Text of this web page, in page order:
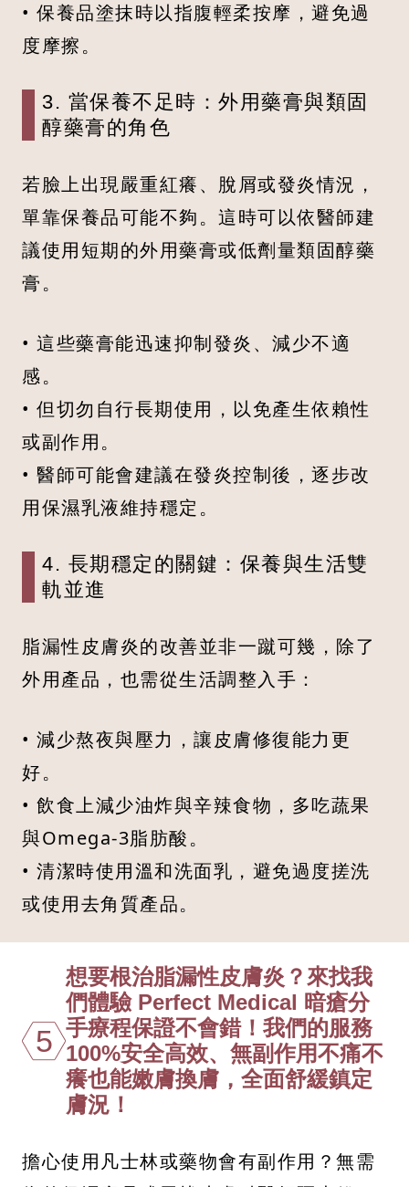
• 保養品塗抹時以指腹輕柔按摩，避免過
度摩擦。
3. 當保養不足時：外用藥膏與類固
醇藥膏的角色
若臉上出現嚴重紅癢、脫屑或發炎情況，
單靠保養品可能不夠。這時可以依醫師建
議使用短期的外用藥膏或低劑量類固醇藥
膏。
• 這些藥膏能迅速抑制發炎、減少不適
感。
• 但切勿自行長期使用，以免產生依賴性
或副作用。
• 醫師可能會建議在發炎控制後，逐步改
用保濕乳液維持穩定。
4. 長期穩定的關鍵：保養與生活雙
軌並進
脂漏性皮膚炎的改善並非一蹴可幾，除了
外用產品，也需從生活調整入手：
• 減少熬夜與壓力，讓皮膚修復能力更
好。
• 飲食上減少油炸與辛辣食物，多吃蔬果
與Omega-3脂肪酸。
• 清潔時使用溫和洗面乳，避免過度搓洗
或使用去角質產品。
5
想要根治脂漏性皮膚炎？來找我
們體驗 Perfect Medical 暗瘡分
手療程保證不會錯！我們的服務
100%安全高效、無副作用不痛不
癢也能嫩膚換膚，全面舒緩鎮定
膚況！
擔心使用凡士林或藥物會有副作用？無需